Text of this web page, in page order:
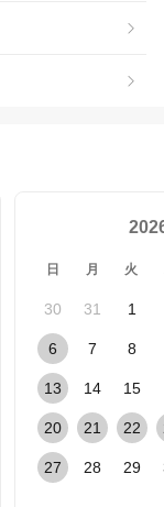
日 月 火
30 31 1
6 7 8
13 14 15
20 21 22
27 28 29